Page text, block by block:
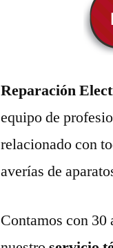
Reparación
equipo de
relacionado con
averías de
Contamos con